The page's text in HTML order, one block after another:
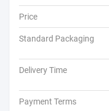
Price
Standard Packaging
Delivery Time
Payment Terms